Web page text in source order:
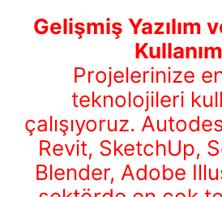
Gelişmiş Yazılım
Projelerinize
teknolojileri
çalışıyoruz.
Revit, SketchUp,
Blender, Adobe